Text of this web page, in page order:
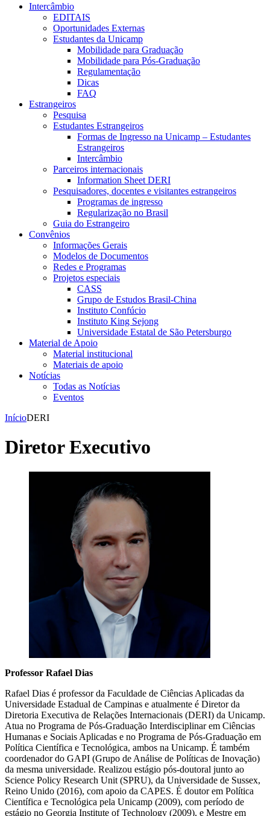
Intercâmbio
EDITAIS
Oportunidades Externas
Estudantes da Unicamp
Mobilidade para Graduação
Mobilidade para Pós-Graduação
Regulamentação
Dicas
FAQ
Estrangeiros
Pesquisa
Estudantes Estrangeiros
Formas de Ingresso na Unicamp – Estudantes
Estrangeiros
Intercâmbio
Parceiros internacionais
Information Sheet DERI
Pesquisadores, docentes e visitantes estrangeiros
Programas de ingresso
Regularização no Brasil
Guia do Estrangeiro
Convênios
Informações Gerais
Modelos de Documentos
Redes e Programas
Projetos especiais
CASS
Grupo de Estudos Brasil-China
Instituto Confúcio
Instituto King Sejong
Universidade Estatal de São Petersburgo
Material de Apoio
Material institucional
Materiais de apoio
Notícias
Todas as Notícias
Eventos
InícioDERI
Diretor Executivo
Professor Rafael Dias
Rafael Dias é professor da Faculdade de Ciências Aplicadas da
Universidade Estadual de Campinas e atualmente é Diretor da
Diretoria Executiva de Relações Internacionais (DERI) da Unicamp.
Atua no Programa de Pós-Graduação Interdisciplinar em Ciências
Humanas e Sociais Aplicadas e no Programa de Pós-Graduação em
Política Científica e Tecnológica, ambos na Unicamp. É também
coordenador do GAPI (Grupo de Análise de Políticas de Inovação)
da mesma universidade. Realizou estágio pós-doutoral junto ao
Science Policy Research Unit (SPRU), da Universidade de Sussex,
Reino Unido (2016), com apoio da CAPES. É doutor em Política
Científica e Tecnológica pela Unicamp (2009), com período de
estágio no Georgia Institute of Technology (2009), e Mestre em